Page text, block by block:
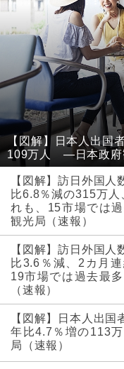
【図解】日本人出国
109万人 ―日本政府
【図解】訪日外国
比6.8％減の315万人
れも、15市場では
観光局（速報）
【図解】訪日外国
比3.6％減、2カ月
19市場では過去最
（速報）
【図解】日本人出
年比4.7％増の113
局（速報）